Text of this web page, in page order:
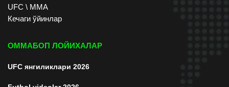
UFC \ ММА
Кечаги ўйинлар
ОММАБОП ЛОЙИХАЛАР
UFC янгиликлари 2026